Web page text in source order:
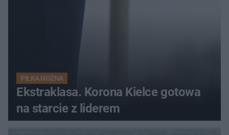
PIŁKA NOŻNA
Ekstraklasa. Korona Kielce gotowa
na starcie z liderem